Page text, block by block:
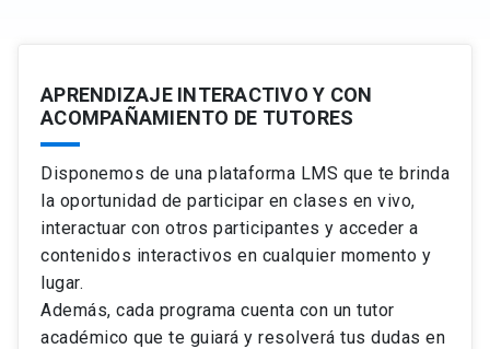
APRENDIZAJE INTERACTIVO Y CON
ACOMPAÑAMIENTO DE TUTORES
Disponemos de una plataforma LMS que te brinda
la oportunidad de participar en clases en vivo,
interactuar con otros participantes y acceder a
contenidos interactivos en cualquier momento y
lugar.
Además, cada programa cuenta con un tutor
académico que te guiará y resolverá tus dudas en